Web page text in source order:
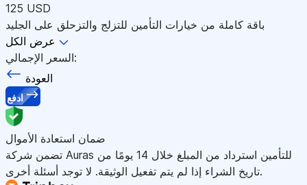
125 USD
باقة كاملة من خيارات التأمين للتزلج والتزحلق على الجليد
عرض الكل
السعر الإجمالي:
العودة
ادفع
ضمان استعادة الأموال
تضمن شركة Auras للتأمين استرداد من المبلغ خلال 14 يومًا من
تاريخ الشراء إذا لم يتم تفعيل الوثيقة. لا توجد أسئلة أخرى.